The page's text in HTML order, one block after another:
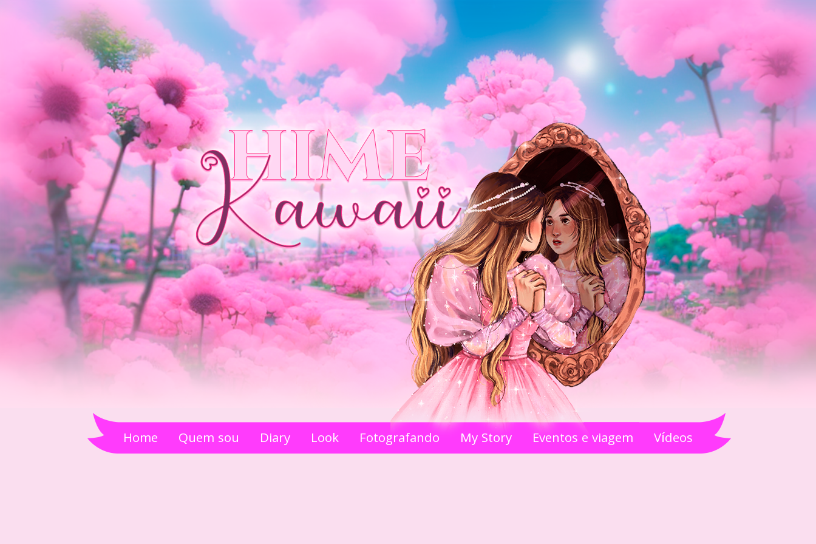
Home Quem sou Diary Look Fotografando My Story Eventos e viagem Vídeos